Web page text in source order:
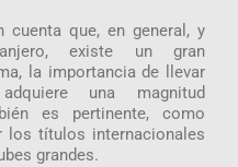
que, en general, y
existe un gran
la importancia de llevar
una magnitud
es pertinente, como
los títulos internacionales
grandes.